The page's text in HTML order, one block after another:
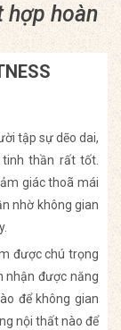
hợp hoàn
tập sự dẽo dai,
thần rất tốt.
giác thoã mái
nhờ không gian
được chú trọng
nhận được năng
để không gian
nội thất nào để